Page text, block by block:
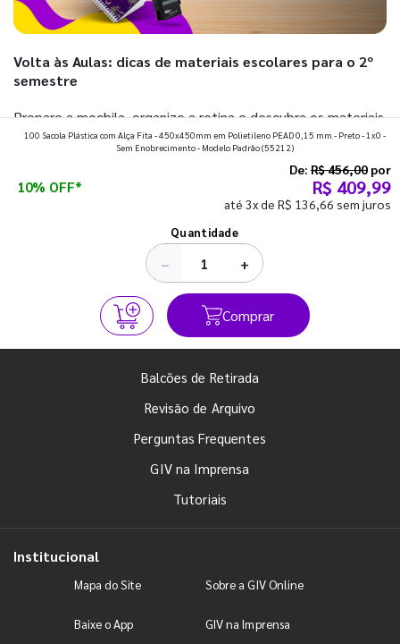
Volta às Aulas: dicas de materiais escolares para o 2º
semestre
Prepare a mochila, organize a rotina e descubra os materiais
que fazem toda diferença para começar o segundo
100 Sacola Plástica com Alça Fita - 450x450mm em Polietileno PEAD 0,15 mm - Preto - 1x0 -
Sem Enobrecimento - Modelo Padrão(55212)
10% OFF*
De: R$ 456,00 por
R$ 409,99
até 3x de R$ 136,66 sem juros
Quantidade
− +
Comprar
Balcões de Retirada
Revisão de Arquivo
Perguntas Frequentes
GIV na Imprensa
Tutoriais
Institucional
Mapa do Site Sobre a GIV Online
Baixe o App GIV na Imprensa